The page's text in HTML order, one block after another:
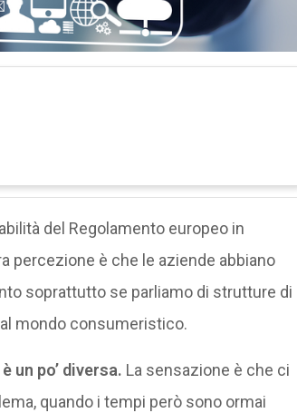
del Regolamento europeo in
percezione è che le aziende abbiano
soprattutto se parliamo di strutture di
mondo consumeristico.
un po’ diversa. La sensazione è che ci
quando i tempi però sono ormai
C conservazione digitale dati personali